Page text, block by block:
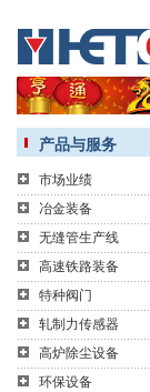
产品与服务
市场业绩
冶金装备
无缝管生产线
高速铁路装备
特种阀门
轧制力传感器
高炉除尘设备
环保设备